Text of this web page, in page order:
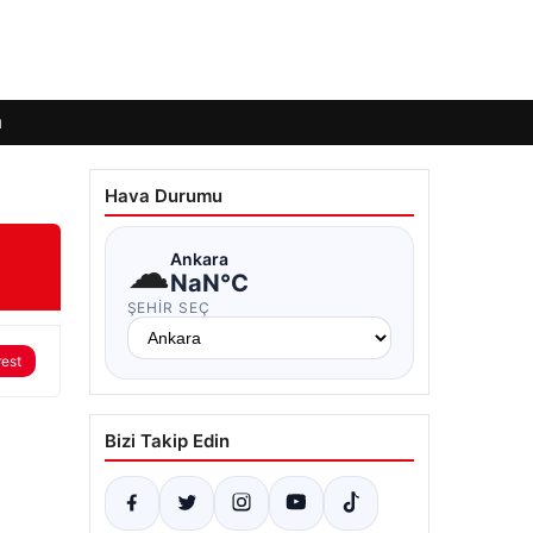
Hava Durumu
☁Ankara
NaN°C
ŞEHIR SEÇ
Bizi Takip Edin